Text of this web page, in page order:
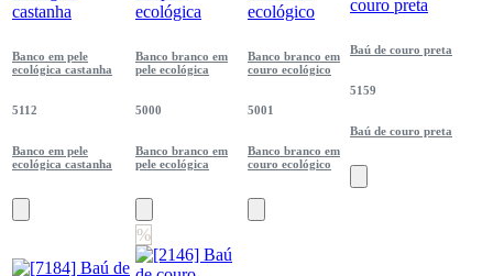
Banco em pele
ecológica castanha
5112
Banco em pele
ecológica castanha
Banco branco em
pele ecológica
5000
Banco branco em
pele ecológica
Banco branco em
couro ecológico
5001
Banco branco em
couro ecológico
Baú de couro preta
5159
Baú de couro preta
%